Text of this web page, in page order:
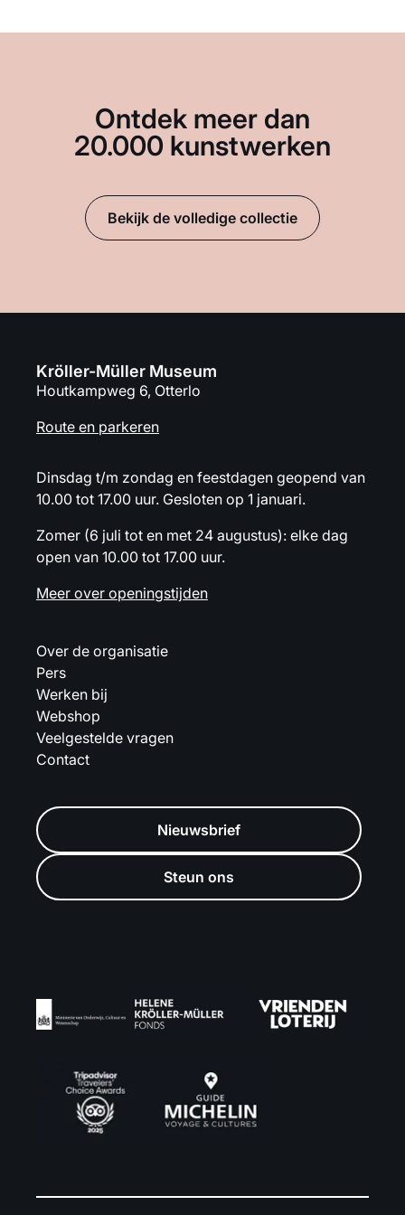
Ontdek meer dan
20.000 kunstwerken
Bekijk de volledige collectie
Kröller-Müller Museum
Houtkampweg 6, Otterlo
Route en parkeren
Dinsdag t/m zondag en feestdagen geopend van
10.00 tot 17.00 uur. Gesloten op 1 januari.
Zomer (6 juli tot en met 24 augustus): elke dag
open van 10.00 tot 17.00 uur.
Meer over openingstijden
Over de organisatie
Pers
Werken bij
Webshop
Veelgestelde vragen
Contact
Nieuwsbrief
Steun ons